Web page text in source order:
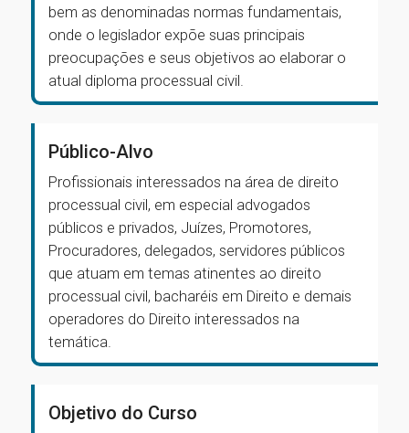
bem as denominadas normas fundamentais,
onde o legislador expõe suas principais
preocupações e seus objetivos ao elaborar o
atual diploma processual civil.
Público-Alvo
Profissionais interessados na área de direito
processual civil, em especial advogados
públicos e privados, Juízes, Promotores,
Procuradores, delegados, servidores públicos
que atuam em temas atinentes ao direito
processual civil, bacharéis em Direito e demais
operadores do Direito interessados na
temática.
Objetivo do Curso